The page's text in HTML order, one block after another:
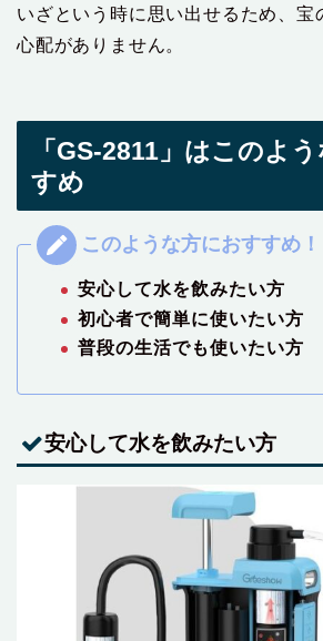
いざという時に思い出せるため、宝
心配がありません。
「GS-2811」はこのよ
すめ
安心して水を飲みたい方
初心者で簡単に使いたい方
普段の生活でも使いたい方
安心して水を飲みたい方